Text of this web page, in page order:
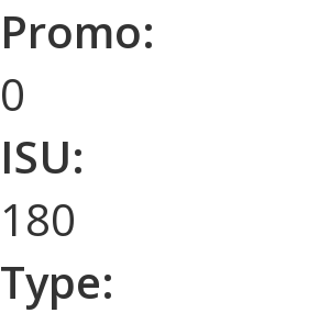
Promo:
0
ISU:
180
Type: